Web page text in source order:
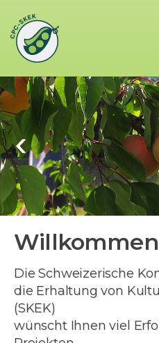
Willkommen
Die Schweizerische
die Erhaltung von
(SKEK)
wünscht Ihnen viel